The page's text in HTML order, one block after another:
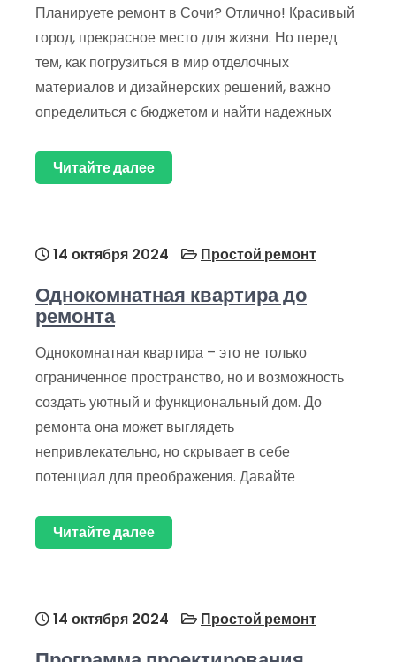
Планируете ремонт в Сочи? Отлично! Красивый
город, прекрасное место для жизни. Но перед
тем, как погрузиться в мир отделочных
материалов и дизайнерских решений, важно
определиться с бюджетом и найти надежных
Читайте далее
14 октября 2024 Простой ремонт
Однокомнатная квартира до
ремонта
Однокомнатная квартира – это не только
ограниченное пространство, но и возможность
создать уютный и функциональный дом. До
ремонта она может выглядеть
непривлекательно, но скрывает в себе
потенциал для преображения. Давайте
Читайте далее
14 октября 2024 Простой ремонт